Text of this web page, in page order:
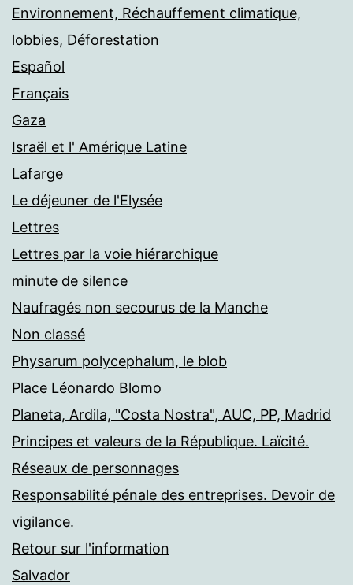
Environnement, Réchauffement climatique,
lobbies, Déforestation
Español
Français
Gaza
Israël et l' Amérique Latine
Lafarge
Le déjeuner de l'Elysée
Lettres
Lettres par la voie hiérarchique
minute de silence
Naufragés non secourus de la Manche
Non classé
Physarum polycephalum, le blob
Place Léonardo Blomo
Planeta, Ardila, "Costa Nostra", AUC, PP, Madrid
Principes et valeurs de la République. Laïcité.
Réseaux de personnages
Responsabilité pénale des entreprises. Devoir de
vigilance.
Retour sur l'information
Salvador